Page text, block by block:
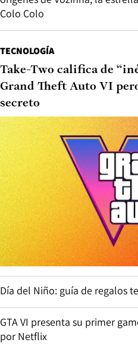
Colo Colo
TECNOLOGÍA
Take-Two califica de
Grand Theft Auto VI
secreto
Día del Niño: guía de regalos
GTA VI presenta su primer
por Netflix